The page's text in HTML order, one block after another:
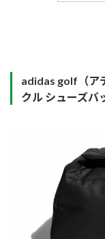
adidas golf（ア
クル シューズバ